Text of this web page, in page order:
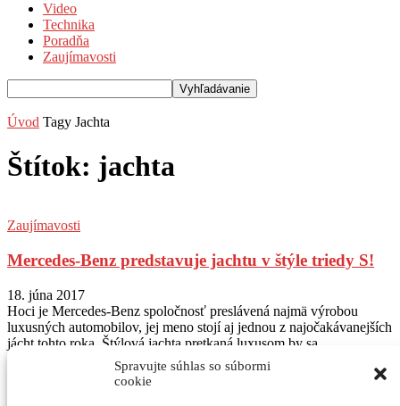
Spravujte súhlas so súbormi
cookie
Video
Technika
Poradňa
Zaujímavosti
Úvod Tagy Jachta
Štítok: jachta
Zaujímavosti
Mercedes-Benz predstavuje jachtu v štýle triedy S!
18. júna 2017
Hoci je Mercedes-Benz spoločnosť preslávená najmä výrobou
luxusných automobilov, jej meno stojí aj jednou z najočakávanejších
jácht tohto roka. Štýlová jachta pretkaná luxusom by sa...
Sledujte nás na Instagram